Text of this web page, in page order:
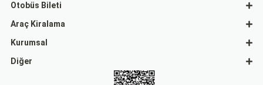
Otobüs Bileti
Araç Kiralama
Kurumsal
Diğer